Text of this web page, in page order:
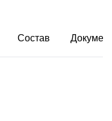
Состав